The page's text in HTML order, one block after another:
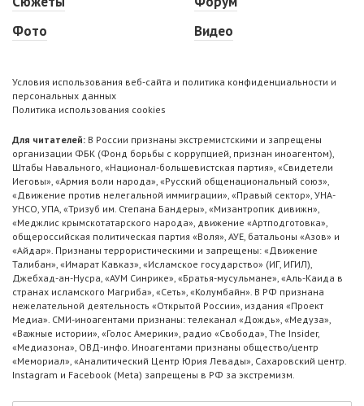
Фото
Видео
Условия использования веб-сайта и политика конфиденциальности и
персональных данных
Политика использования cookies
Для читателей: В России признаны экстремистскими и запрещены
организации ФБК (Фонд борьбы с коррупцией, признан иноагентом),
Штабы Навального, «Национал-большевистская партия», «Свидетели
Иеговы», «Армия воли народа», «Русский общенациональный союз»,
«Движение против нелегальной иммиграции», «Правый сектор», УНА-
УНСО, УПА, «Тризуб им. Степана Бандеры», «Мизантропик дивижн»,
«Меджлис крымскотатарского народа», движение «Артподготовка»,
общероссийская политическая партия «Воля», АУЕ, батальоны «Азов» и
«Айдар». Признаны террористическими и запрещены: «Движение
Талибан», «Имарат Кавказ», «Исламское государство» (ИГ, ИГИЛ),
Джебхад-ан-Нусра, «АУМ Синрике», «Братья-мусульмане», «Аль-Каида в
странах исламского Магриба», «Сеть», «Колумбайн». В РФ признана
нежелательной деятельность «Открытой России», издания «Проект
Медиа». СМИ-иноагентами признаны: телеканал «Дождь», «Медуза»,
«Важные истории», «Голос Америки», радио «Свобода», The Insider,
«Медиазона», ОВД-инфо. Иноагентами признаны общество/центр
«Мемориал», «Аналитический Центр Юрия Левады», Сахаровский центр.
Instagram и Facebook (Metа) запрещены в РФ за экстремизм.